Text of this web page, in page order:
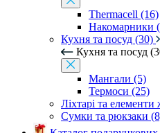
Thermacell (16)
Накомарники
Кухня та посуд (30)
Кухня та посуд
Мангали (5)
Термоси (25)
Ліхтарі та
Сумки та рюкзаки